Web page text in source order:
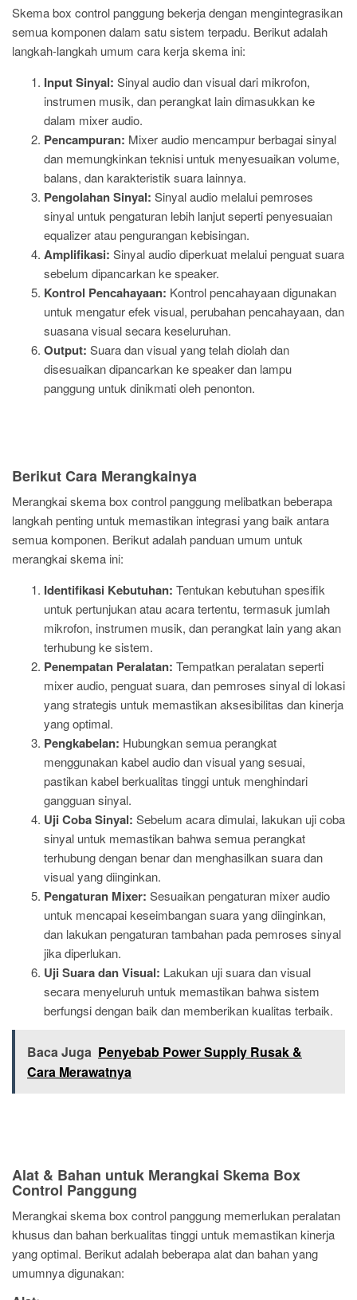
Skema box control panggung bekerja dengan mengintegrasikan
semua komponen dalam satu sistem terpadu. Berikut adalah
langkah-langkah umum cara kerja skema ini:
Input Sinyal: Sinyal audio dan visual dari mikrofon,
instrumen musik, dan perangkat lain dimasukkan ke
dalam mixer audio.
Pencampuran: Mixer audio mencampur berbagai sinyal
dan memungkinkan teknisi untuk menyesuaikan volume,
balans, dan karakteristik suara lainnya.
Pengolahan Sinyal: Sinyal audio melalui pemroses
sinyal untuk pengaturan lebih lanjut seperti penyesuaian
equalizer atau pengurangan kebisingan.
Amplifikasi: Sinyal audio diperkuat melalui penguat suara
sebelum dipancarkan ke speaker.
Kontrol Pencahayaan: Kontrol pencahayaan digunakan
untuk mengatur efek visual, perubahan pencahayaan, dan
suasana visual secara keseluruhan.
Output: Suara dan visual yang telah diolah dan
disesuaikan dipancarkan ke speaker dan lampu
panggung untuk dinikmati oleh penonton.
Berikut Cara Merangkainya
Merangkai skema box control panggung melibatkan beberapa
langkah penting untuk memastikan integrasi yang baik antara
semua komponen. Berikut adalah panduan umum untuk
merangkai skema ini:
Identifikasi Kebutuhan: Tentukan kebutuhan spesifik
untuk pertunjukan atau acara tertentu, termasuk jumlah
mikrofon, instrumen musik, dan perangkat lain yang akan
terhubung ke sistem.
Penempatan Peralatan: Tempatkan peralatan seperti
mixer audio, penguat suara, dan pemroses sinyal di lokasi
yang strategis untuk memastikan aksesibilitas dan kinerja
yang optimal.
Pengkabelan: Hubungkan semua perangkat
menggunakan kabel audio dan visual yang sesuai,
pastikan kabel berkualitas tinggi untuk menghindari
gangguan sinyal.
Uji Coba Sinyal: Sebelum acara dimulai, lakukan uji coba
sinyal untuk memastikan bahwa semua perangkat
terhubung dengan benar dan menghasilkan suara dan
visual yang diinginkan.
Pengaturan Mixer: Sesuaikan pengaturan mixer audio
untuk mencapai keseimbangan suara yang diinginkan,
dan lakukan pengaturan tambahan pada pemroses sinyal
jika diperlukan.
Uji Suara dan Visual: Lakukan uji suara dan visual
secara menyeluruh untuk memastikan bahwa sistem
berfungsi dengan baik dan memberikan kualitas terbaik.
Baca Juga Penyebab Power Supply Rusak &
Cara Merawatnya
Alat & Bahan untuk Merangkai Skema Box
Control Panggung
Merangkai skema box control panggung memerlukan peralatan
khusus dan bahan berkualitas tinggi untuk memastikan kinerja
yang optimal. Berikut adalah beberapa alat dan bahan yang
umumnya digunakan: